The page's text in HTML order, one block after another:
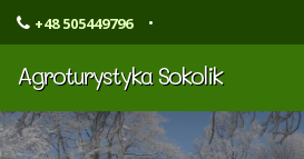
+48 505449796 •
Agroturystyka Sokolik